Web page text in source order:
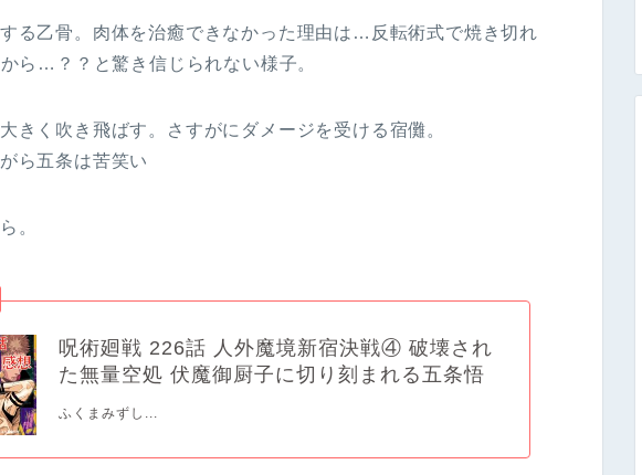
る乙骨。肉体を治癒できなかった理由は…反転術式で焼き切れ
ら…？？と驚き信じられない様子。
きく吹き飛ばす。さすがにダメージを受ける宿儺。
ら五条は苦笑い
。
呪術廻戦 226話 人外魔境新宿決戦④ 破壊され
た無量空処 伏魔御厨子に切り刻まれる五条悟
ふくまみずし...